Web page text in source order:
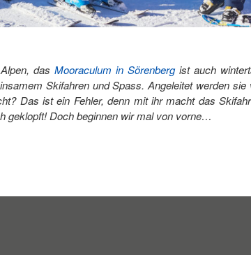
das Mooraculum in Sörenbergist auch
Skifahren und Spass. Angeleitet werden
Das ist ein Fehler, denn mit ihr macht das
geklopft! Doch beginnen wir mal von vorne…